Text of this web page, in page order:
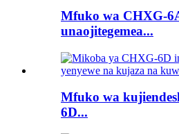
Mfuko wa CHXG-
unaojitegemea...
Mfuko wa
6D...